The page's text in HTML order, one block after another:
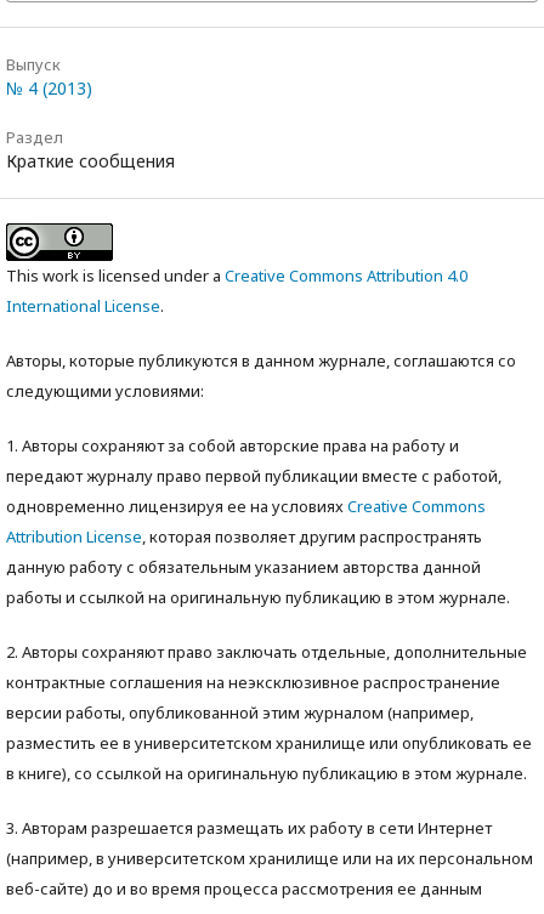
Выпуск
№ 4 (2013)
Раздел
Краткие сообщения
This work is licensed under a Creative Commons Attribution 4.0
International License.
Авторы, которые публикуются в данном журнале, соглашаются со
следующими условиями:
1. Авторы сохраняют за собой авторские права на работу и
передают журналу право первой публикации вместе с работой,
одновременно лицензируя ее на условияхCreative Commons
Attribution License, которая позволяет другим распространять
данную работу с обязательным указанием авторства данной
работы и ссылкой на оригинальную публикацию в этом журнале.
2. Авторы сохраняют право заключать отдельные, дополнительные
контрактные соглашения на неэксклюзивное распространение
версии работы, опубликованной этим журналом (например,
разместить ее в университетском хранилище или опубликовать ее
в книге), со ссылкой на оригинальную публикацию в этом журнале.
3. Авторам разрешается размещать их работу в сети Интернет
(например, в университетском хранилище или на их персональном
веб-сайте) до и во время процесса рассмотрения ее данным